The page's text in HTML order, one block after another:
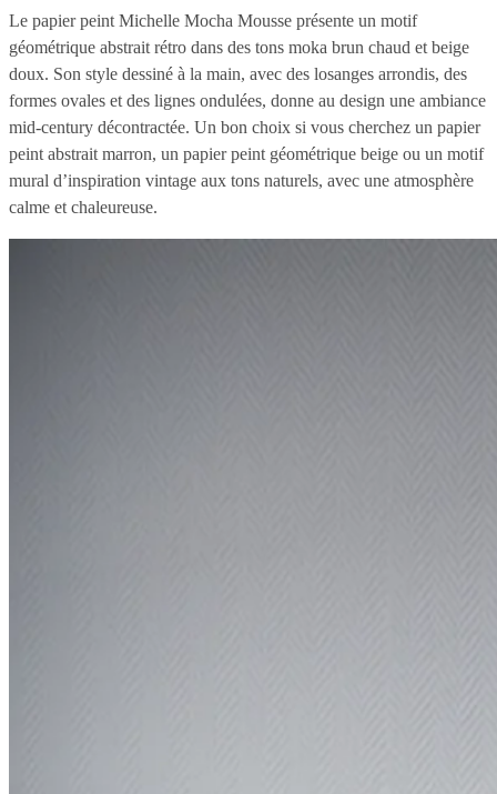
Le papier peint Michelle Mocha Mousse présente un motif
géométrique abstrait rétro dans des tons moka brun chaud et beige
doux. Son style dessiné à la main, avec des losanges arrondis, des
formes ovales et des lignes ondulées, donne au design une ambiance
mid-century décontractée. Un bon choix si vous cherchez un papier
peint abstrait marron, un papier peint géométrique beige ou un motif
mural d’inspiration vintage aux tons naturels, avec une atmosphère
calme et chaleureuse.